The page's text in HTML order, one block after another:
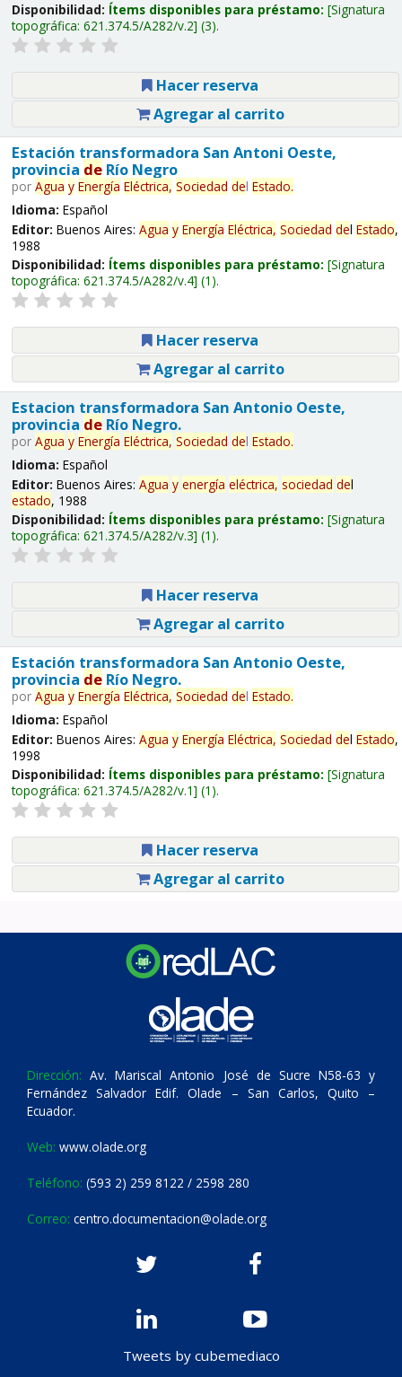
Disponibilidad: Ítems disponibles para préstamo: Signatura
topográfica: 621.374.5/A282/v.2 (3).
Hacer reserva
Agregar al carrito
Estación transformadora San Antoni Oeste,
provincia deRío Negro
por Agua y Energía Eléctrica, Sociedad del Estado.
Idioma: Español
Editor: Buenos Aires: Agua y Energía Eléctrica, Sociedad del Estado,
1988
Disponibilidad: Ítems disponibles para préstamo: Signatura
topográfica: 621.374.5/A282/v.4 (1).
Hacer reserva
Agregar al carrito
Estacion transformadora San Antonio Oeste,
provincia deRío Negro.
por Agua y Energía Eléctrica, Sociedad del Estado.
Idioma: Español
Editor: Buenos Aires: Agua y energía eléctrica, sociedad del
estado, 1988
Disponibilidad: Ítems disponibles para préstamo: Signatura
topográfica: 621.374.5/A282/v.3 (1).
Hacer reserva
Agregar al carrito
Estación transformadora San Antonio Oeste,
provincia deRío Negro.
por Agua y Energía Eléctrica, Sociedad del Estado.
Idioma: Español
Editor: Buenos Aires: Agua y Energía Eléctrica, Sociedad del Estado,
1998
Disponibilidad: Ítems disponibles para préstamo: Signatura
topográfica: 621.374.5/A282/v.1 (1).
Hacer reserva
Agregar al carrito
Dirección: Av. Mariscal Antonio José de Sucre N58-63 y
Fernández Salvador Edif. Olade – San Carlos, Quito –
Ecuador.
Web: www.olade.org
Teléfono: (593 2) 259 8122 / 2598 280
Correo: centro.documentacion@olade.org
Tweets by cubemediaco